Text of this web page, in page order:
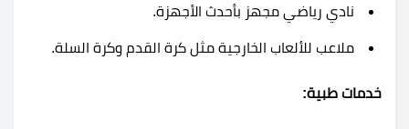
نادي رياضي مجهز بأحدث الأجهزة.
ملاعب للألعاب الخارجية مثل كرة القدم وكرة السلة.
خدمات طبية: